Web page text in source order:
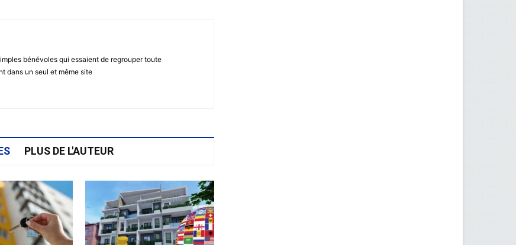
bénévoles qui essaient de regrouper toute
dans un seul et même site
PLUS DE L'AUTEUR